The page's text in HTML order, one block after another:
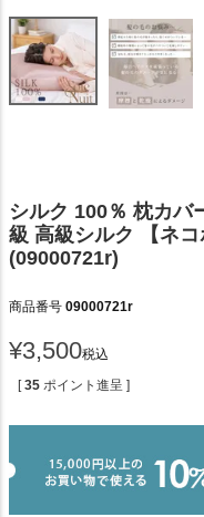
シルク 100％ 枕カバ
級 高級シルク 【ネ
(09000721r)
商品番号 09000721r
¥3,500税込
[ 35 ポイント進呈 ]